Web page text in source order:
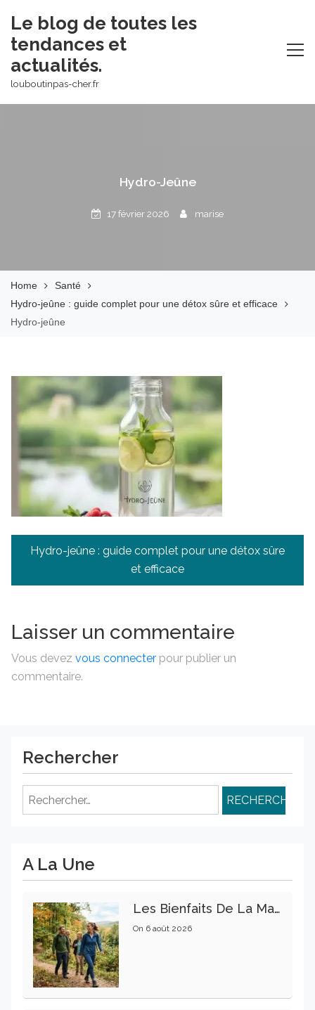
content
Le blog de toutes les
tendances et
actualités.
louboutinpas-cher.fr
Hydro-Jeûne
17 février 2026 marise
Home
Santé
Hydro-jeûne : guide complet pour une détox sûre et efficace
Hydro-jeûne
Navigation
l’article
Hydro-jeûne : guide complet pour une détox sûre
et efficace
Laisser un commentaire
Vous devez vous connecter pour publier un
commentaire.
Rechercher
Rechercher :
A La Une
Les Bienfaits De La Marche Sur La Santé Physique Et Mentale
On 6 août 2026